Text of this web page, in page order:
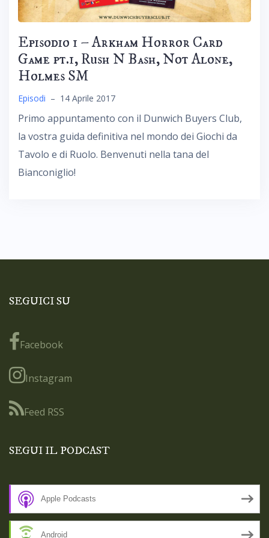
Episodio 1 – Arkham Horror Card
Game pt.1, Rush N Bash, Not Alone,
Holmes SM
Episodi – 14 Aprile 2017
Primo appuntamento con il Dunwich Buyers Club,
la vostra guida definitiva nel mondo dei Giochi da
Tavolo e di Ruolo. Benvenuti nella tana del
Bianconiglio!
SEGUICI SU
Facebook
Instagram
Feed RSS
SEGUI IL PODCAST
Apple Podcasts
Android